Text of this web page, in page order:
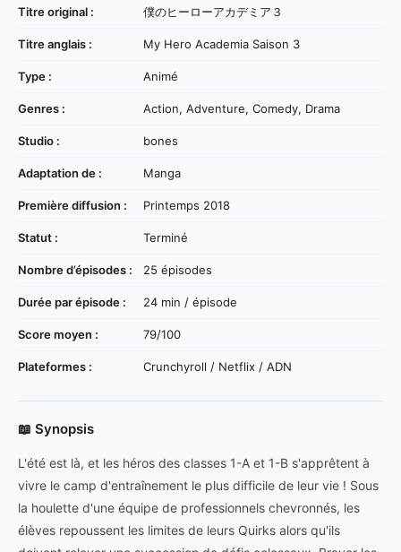
Titre original : 僕のヒーローアカデミア３
Titre anglais : My Hero Academia Saison 3
Type : Animé
Genres : Action, Adventure, Comedy, Drama
Studio : bones
Adaptation de : Manga
Première diffusion : Printemps 2018
Statut : Terminé
Nombre d’épisodes : 25 épisodes
Durée par épisode : 24 min / épisode
Score moyen : 79/100
Plateformes : Crunchyroll / Netflix / ADN
📖 Synopsis
L'été est là, et les héros des classes 1-A et 1-B s'apprêtent à
vivre le camp d'entraînement le plus difficile de leur vie ! Sous
la houlette d'une équipe de professionnels chevronnés, les
élèves repoussent les limites de leurs Quirks alors qu'ils